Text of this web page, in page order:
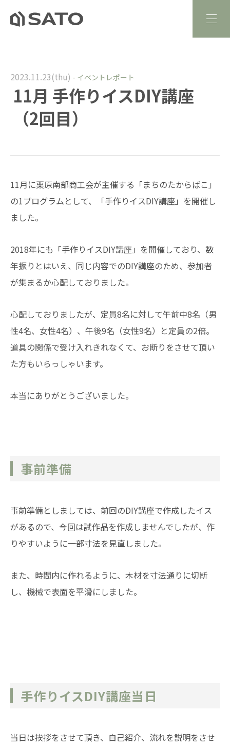
11月 手作りイスDIY講座
（2回目）
2023.11.23(thu) - イベントレポート
11月に栗原南部商工会が主催する「まちのたからばこ」
の1プログラムとして、「手作りイスDIY講座」を開催し
ました。
2018年にも「手作りイスDIY講座」を開催しており、数
年振りとはいえ、同じ内容でのDIY講座のため、参加者
が集まるか心配しておりました。
心配しておりましたが、定員8名に対して午前中8名（男
性4名、女性4名）、午後9名（女性9名）と定員の2倍。
道具の関係で受け入れきれなくて、お断りをさせて頂い
た方もいらっしゃいます。
本当にありがとうございました。
事前準備
事前準備としましては、前回のDIY講座で作成したイス
があるので、今回は試作品を作成しませんでしたが、作
りやすいように一部寸法を見直しました。
また、時間内に作れるように、木材を寸法通りに切断
し、機械で表面を平滑にしました。
手作りイスDIY講座当日
当日は挨拶をさせて頂き、自己紹介、流れを説明をさせ